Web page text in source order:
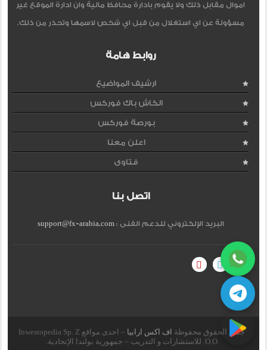
اموال مقابل ذلك ولا يقوم بادارة محافظ مالية وان ادارة الموقع غير
مسؤولة عن اي استغلال من قبل اي شخص لاسمها وتحذر من ذلك.
روابط هامة
ارشيف المواضيع
الكاش باك فوركس
بورصة فوركس
اعلن معنا
فتاوى
اتصل بنا
البريد الإلكتروني للدعم الفنى :support@fx-arabia.com
جميع الحقوق محفوظة اف اكس ارابيا
– احدى مواقع Inwestopedia Sp. Z
O.O. للاستشارات و التدريب – جمهورية بولندا الإتحادية.